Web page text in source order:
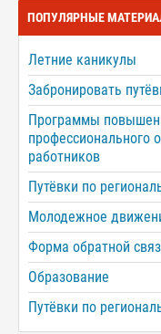
ПОПУЛЯРНЫЕ
Летние каникулы
Забронировать
Программы
профессионального
работников
Путёвки по
Молодежное
Форма обратной
Образование
Путёвки по